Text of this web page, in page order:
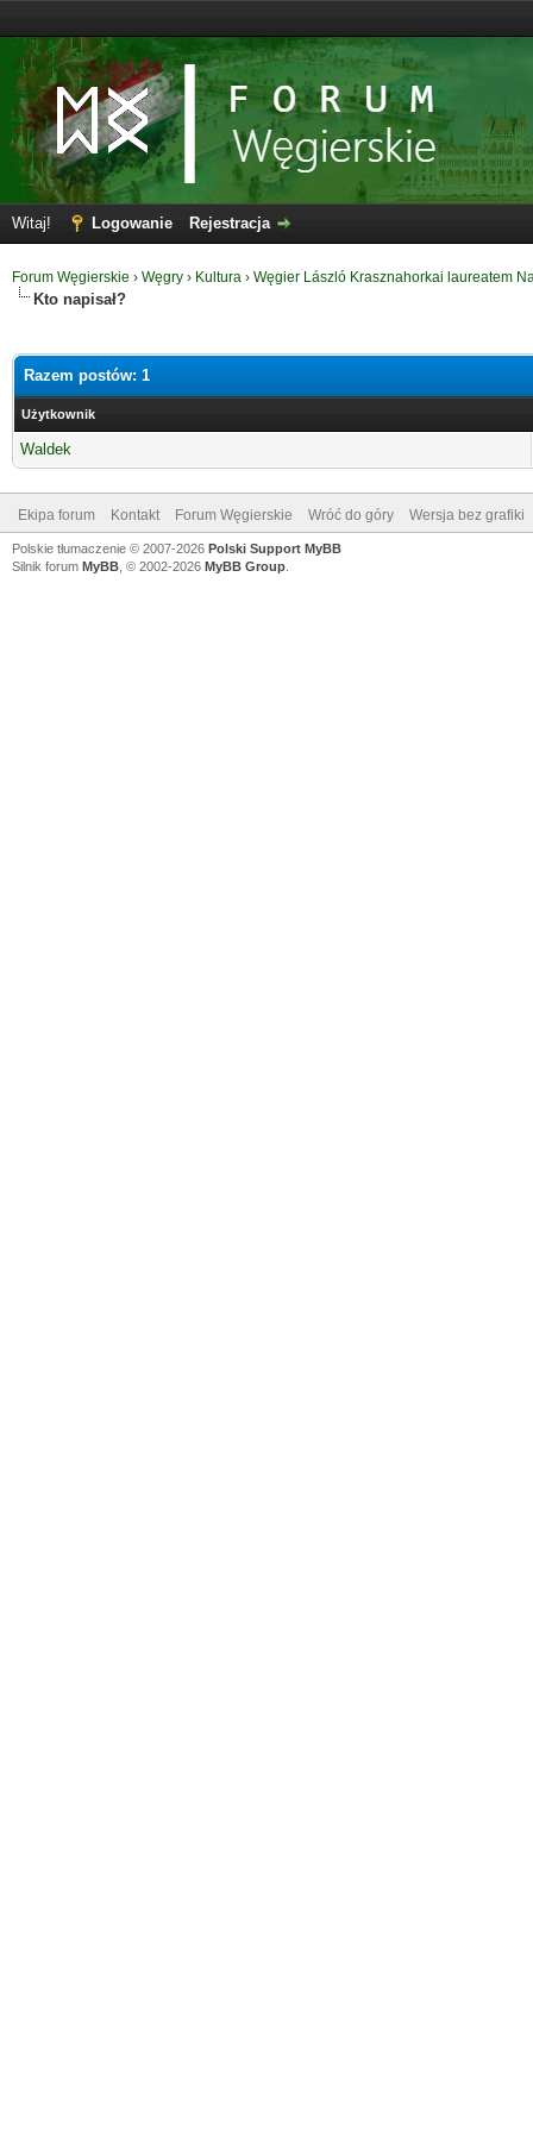
Witaj! Logowanie Rejestracja
Forum Węgierskie › Węgry › Kultura › Węgier László Krasznahorkai laureatem
Kto napisał?
Razem postów: 1
Użytkownik
Waldek
Ekipa forum Kontakt Forum Węgierskie Wróć do góry Wersja bez grafiki
Polskie tłumaczenie © 2007-2026 Polski Support MyBB
Silnik forum MyBB , © 2002-2026 MyBB Group